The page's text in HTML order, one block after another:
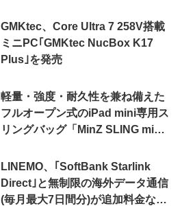
GMKtec、Core Ultra 7 258V搭載
ミニPC｢GMKtec NucBox K17
Plus｣を発売
軽量・強度・耐久性を兼ね備えた
フルオープン式のiPad mini専用ス
リングバッグ「MinZ SLING mini
LINEMO、｢SoftBank Starlink
Direct｣と無制限の海外データ通信
(毎月最大7日間分)が追加料金なし